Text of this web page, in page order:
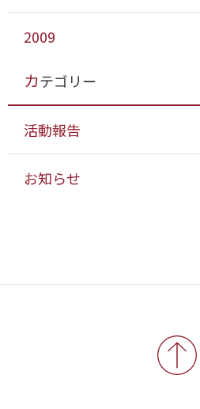
2009
カテゴリー
活動報告
お知らせ